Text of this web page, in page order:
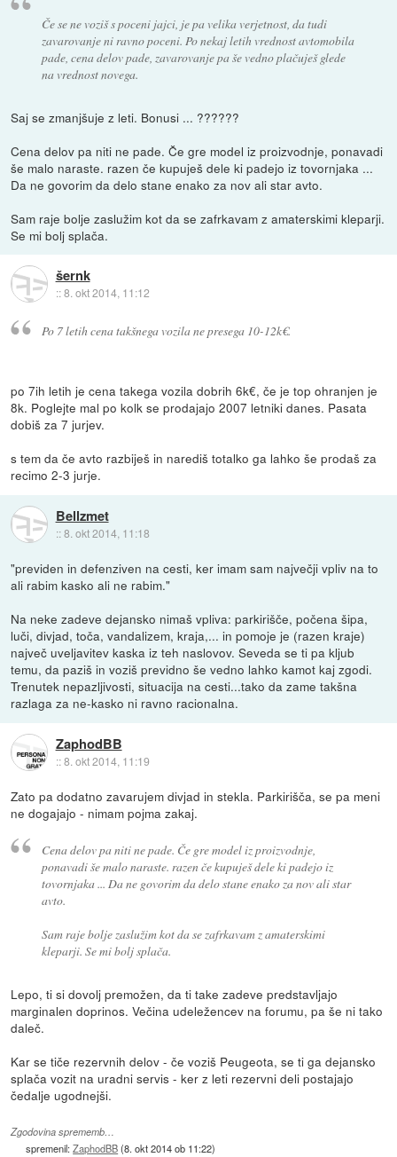
Če se ne voziš s poceni jajci, je pa velika verjetnost, da tudi
zavarovanje ni ravno poceni. Po nekaj letih vrednost avtomobila
pade, cena delov pade, zavarovanje pa še vedno plačuješ glede
na vrednost novega.
Saj se zmanjšuje z leti. Bonusi ... ??????
Cena delov pa niti ne pade. Če gre model iz proizvodnje, ponavadi
še malo naraste. razen če kupuješ dele ki padejo iz tovornjaka ...
Da ne govorim da delo stane enako za nov ali star avto.
Sam raje bolje zaslužim kot da se zafrkavam z amaterskimi kleparji.
Se mi bolj splača.
šernk
::8. okt 2014, 11:12
Po 7 letih cena takšnega vozila ne presega 10-12k€.
po 7ih letih je cena takega vozila dobrih 6k€, če je top ohranjen je
8k. Poglejte mal po kolk se prodajajo 2007 letniki danes. Pasata
dobiš za 7 jurjev.
s tem da če avto razbiješ in narediš totalko ga lahko še prodaš za
recimo 2-3 jurje.
Bellzmet
::8. okt 2014, 11:18
"previden in defenziven na cesti, ker imam sam največji vpliv na to
ali rabim kasko ali ne rabim."
Na neke zadeve dejansko nimaš vpliva: parkirišče, počena šipa,
luči, divjad, toča, vandalizem, kraja,... in pomoje je (razen kraje)
največ uveljavitev kaska iz teh naslovov. Seveda se ti pa kljub
temu, da paziš in voziš previdno še vedno lahko kamot kaj zgodi.
Trenutek nepazljivosti, situacija na cesti...tako da zame takšna
razlaga za ne-kasko ni ravno racionalna.
ZaphodBB
::8. okt 2014, 11:19
Zato pa dodatno zavarujem divjad in stekla. Parkirišča, se pa meni
ne dogajajo - nimam pojma zakaj.
Cena delov pa niti ne pade. Če gre model iz proizvodnje,
ponavadi še malo naraste. razen če kupuješ dele ki padejo iz
tovornjaka ... Da ne govorim da delo stane enako za nov ali star
avto.
Sam raje bolje zaslužim kot da se zafrkavam z amaterskimi
kleparji. Se mi bolj splača.
Lepo, ti si dovolj premožen, da ti take zadeve predstavljajo
marginalen doprinos. Večina udeležencev na forumu, pa še ni tako
daleč.
Kar se tiče rezervnih delov - če voziš Peugeota, se ti ga dejansko
splača vozit na uradni servis - ker z leti rezervni deli postajajo
čedalje ugodnejši.
Zgodovina sprememb…
spremenil:ZaphodBB(8. okt 2014 ob 11:22)